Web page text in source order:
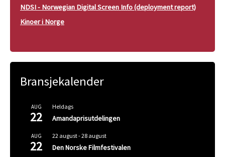
NDSI - Norwegian Digital Screen Info (deployment report)
Kinoer i Norge
Bransjekalender
AUG
22
Heldags
Amandaprisutdelingen
AUG
22
22 august-28 august
Den Norske Filmfestivalen